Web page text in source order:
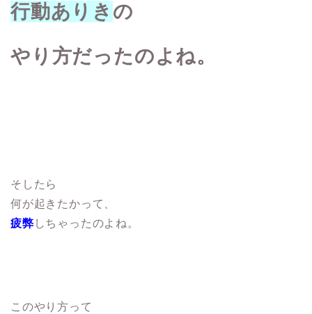
行動ありき の
やり方だったのよね。
そしたら
何が起きたかって、
疲弊 しちゃったのよね。
このやり方って